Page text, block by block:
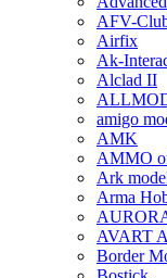
AFV-
Airfix
Ak-
Alclad II
amigo
AMK
AMMO
Ark
Arma
AVART
Border